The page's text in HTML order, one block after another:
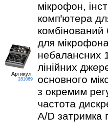
Артикул:
281069
мікрофон,
комп'ютера
для
небалансних
лінійних
основного
з окремим
частота
A/D затримка